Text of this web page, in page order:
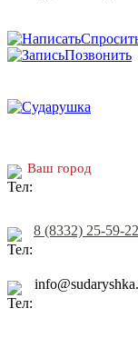
Позвонить
Ваш город
8 (8332) 25-59-22